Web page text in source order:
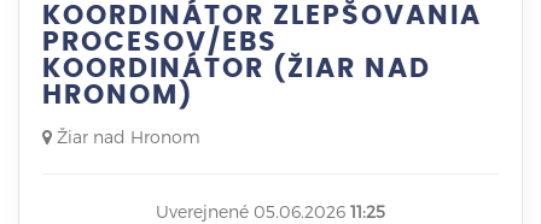
KOORDINÁTOR ZLEPŠOVANIA
PROCESOV/EBS
KOORDINÁTOR (ŽIAR NAD
HRONOM)
Žiar nad Hronom
Uverejnené 05.06.2026 11:25